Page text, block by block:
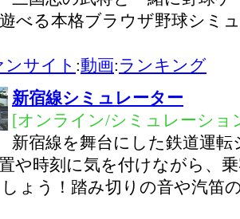
べる本格ブラウザ野球シミ
ンサイト :動画:ランキング
新宿線シミュレーター
[オンライン/シミュレーショ
新宿線を舞台にした鉄道運
や時刻に気を付けながら、
ょう！踏み切りの音や汽笛